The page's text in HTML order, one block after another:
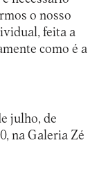
o nosso
feita a
como é a
julho, de
na Galeria Zé